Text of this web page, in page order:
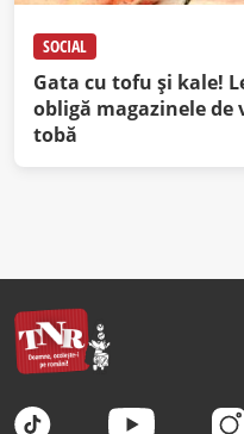
SOCIAL
Gata cu tofu şi kale!
obligă magazinele de
tobă